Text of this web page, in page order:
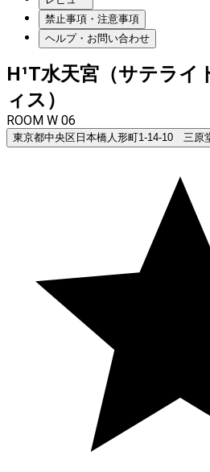
禁止事項・注意事項
ヘルプ・お問い合わせ
H¹T水天宮（サテライ
ィス）
ROOM W 06
東京都中央区日本橋人形町1-14-10 三原